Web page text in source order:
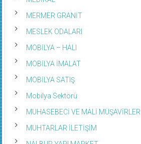
MERMER GRANİT
MESLEK ODALARI
MOBİLYA – HALI
MOBİLYA İMALAT
MOBİLYA SATIŞ
Mobilya Sektörü
MUHASEBECİ VE MALİ MÜŞAVİRLER
MUHTARLAR İLETİŞİM